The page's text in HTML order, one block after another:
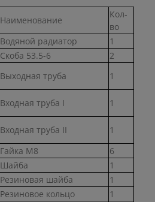
Наименование
Кол-
во
Водяной радиатор
1
Скоба 53.5-6
2
Выходная труба 1
Входная труба I 1
Входная труба II
1
Гайка М8
6
Шайба
1
Резиновая шайба
1
Резиновое кольцо
1